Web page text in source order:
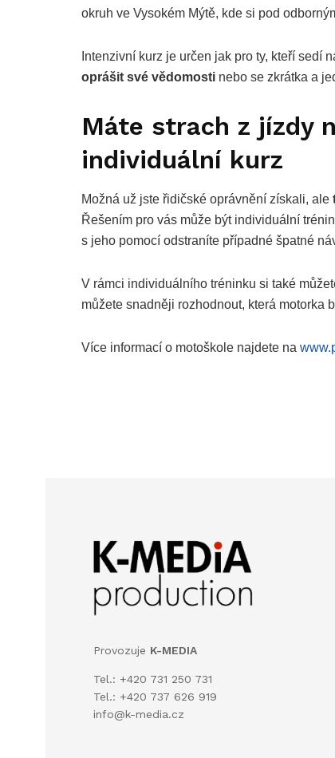
okruh ve Vysokém Mýtě, kde si pod
Intenzivní kurz je určen jak pro ty, kteří sedí
oprášit své vědomosti nebo se zkrátka a
Máte strach z jízdy
individuální kurz
Možná už jste řidičské oprávnění získali, ale
Řešením pro vás může být individuální
s jeho pomocí odstraníte případné špatné
V rámci individuálního tréninku si také
můžete snadněji rozhodnout, která motorka
Více informací o motoškole najdete na
Provozuje K-MEDIA
Tel.: +420 731 250 731
Tel.: +420 737 626 919
info@k-media.cz